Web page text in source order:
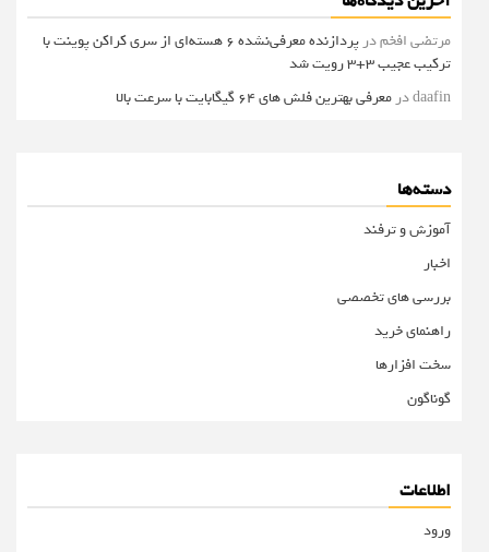
مرتضی افخمدر
پردازنده معرفی‌نشده 6 هسته‌ای از سری کراکن پوینت با
ترکیب عجیب 3+3 رویت شد
daafinدر معرفی بهترین فلش های 64 گیگابایت با سرعت بالا
دسته‌ها
آموزش و ترفند
اخبار
بررسی های تخصصی
راهنمای خرید
سخت افزارها
گوناگون
اطلاعات
ورود